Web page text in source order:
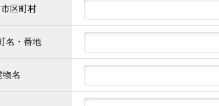
市区町村
名・番地
物名